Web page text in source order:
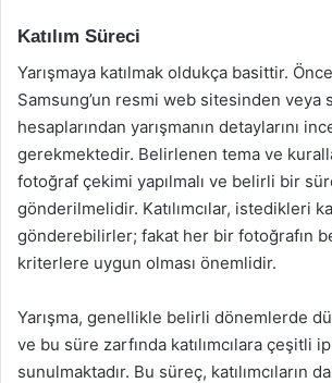
Katılım Süreci
Yarışmaya katılmak oldukça basittir.
Samsung’un resmi web sitesinden veya
hesaplarından yarışmanın detaylarını
gerekmektedir. Belirlenen tema ve
fotoğraf çekimi yapılmalı ve belirli bir
gönderilmelidir. Katılımcılar, istedikleri
gönderebilirler; fakat her bir fotoğrafın
kriterlere uygun olması önemlidir.
Yarışma, genellikle belirli dönemlerde
ve bu süre zarfında katılımcılara çeşitli
sunulmaktadır. Bu süreç, katılımcıların